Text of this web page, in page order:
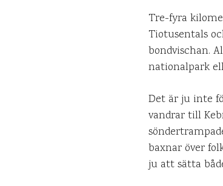
Tre-fyra
Tiotusentals
bondvischan.
nationalpark
Det är ju inte
vandrar till
baxnar över
ju att sätta